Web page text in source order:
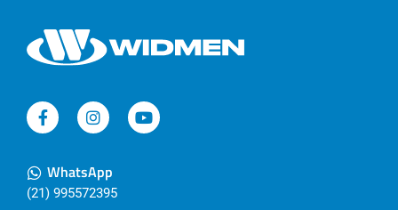
WhatsApp
(21) 995572395